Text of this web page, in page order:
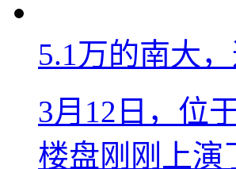
5.1万的南大
3月12日，位
楼盘刚刚上演